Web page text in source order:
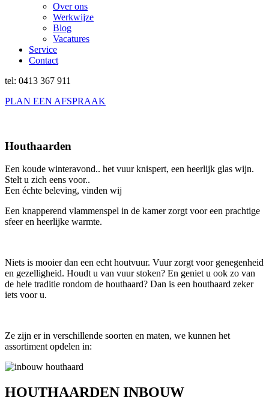
Over ons
Werkwijze
Blog
Vacatures
Service
Contact
tel: 0413 367 911
PLAN EEN AFSPRAAK
Houthaarden
Een koude winteravond.. het vuur knispert, een heerlijk glas wijn.
Stelt u zich eens voor..
Een échte beleving, vinden wij
Een knapperend vlammenspel in de kamer zorgt voor een prachtige
sfeer en heerlijke warmte.
Niets is mooier dan een echt houtvuur. Vuur zorgt voor genegenheid
en gezelligheid. Houdt u van vuur stoken? En geniet u ook zo van
de hele traditie rondom de houthaard? Dan is een houthaard zeker
iets voor u.
Ze zijn er in verschillende soorten en maten, we kunnen het
assortiment opdelen in:
HOUTHAARDEN INBOUW